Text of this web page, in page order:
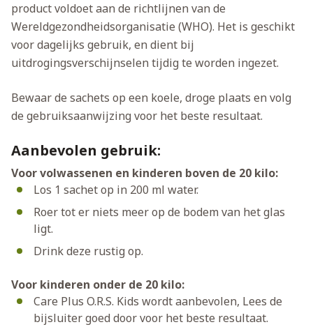
product voldoet aan de richtlijnen van de
Wereldgezondheidsorganisatie (WHO). Het is geschikt
voor dagelijks gebruik, en dient bij
uitdrogingsverschijnselen tijdig te worden ingezet.
Bewaar de sachets op een koele, droge plaats en volg
de gebruiksaanwijzing voor het beste resultaat.
Aanbevolen gebruik:
Voor volwassenen en kinderen boven de 20 kilo:
Los 1 sachet op in 200 ml water.
Roer tot er niets meer op de bodem van het glas
ligt.
Drink deze rustig op.
Voor kinderen onder de 20 kilo:
Care Plus O.R.S. Kids wordt aanbevolen, Lees de
bijsluiter goed door voor het beste resultaat.